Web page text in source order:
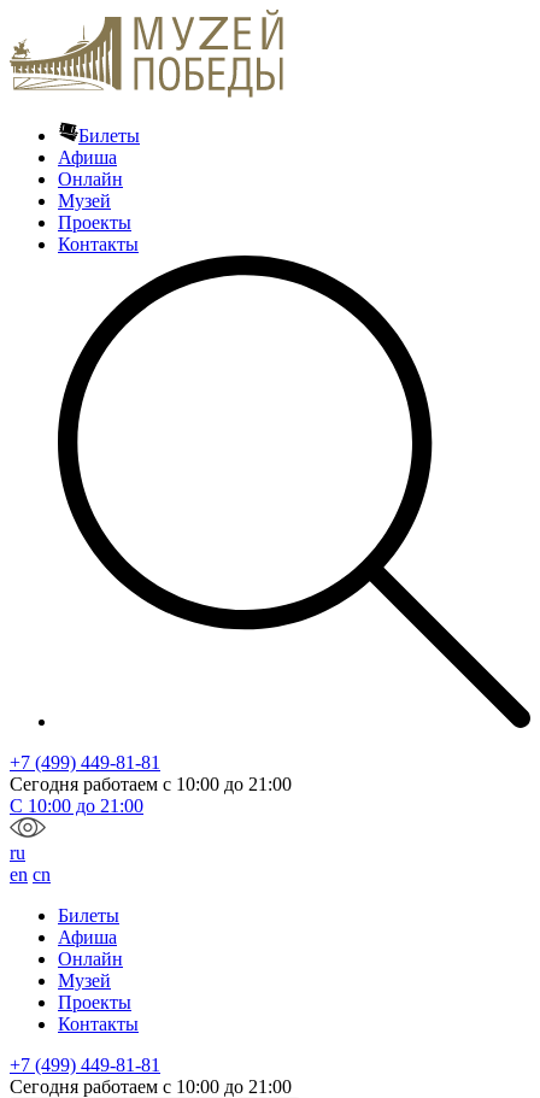
Билеты
Афиша
Онлайн
Музей
Проекты
Контакты
+7 (499) 449-81-81
Сегодня работаем с 10:00 до 21:00
С 10:00 до 21:00
ru
en cn
Билеты
Афиша
Онлайн
Музей
Проекты
Контакты
+7 (499) 449-81-81
Сегодня работаем с 10:00 до 21:00